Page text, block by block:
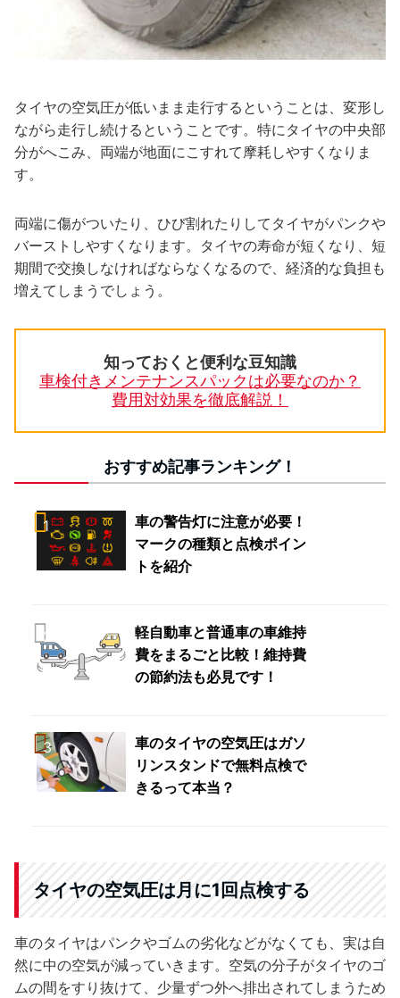
タイヤの空気圧が低いまま走行するということは、変形し
ながら走行し続けるということです。特にタイヤの中央部
分がへこみ、両端が地面にこすれて摩耗しやすくなりま
す。
両端に傷がついたり、ひび割れたりしてタイヤがパンクや
バーストしやすくなります。タイヤの寿命が短くなり、短
期間で交換しなければならなくなるので、経済的な負担も
増えてしまうでしょう。
知っておくと便利な豆知識
車検付きメンテナンスパックは必要なのか？
費用対効果を徹底解説！
おすすめ記事ランキング！
車の警告灯に注意が必要！
マークの種類と点検ポイン
トを紹介
軽自動車と普通車の車維持
費をまるごと比較！維持費
の節約法も必見です！
車のタイヤの空気圧はガソ
リンスタンドで無料点検で
きるって本当？
タイヤの空気圧は月に1回点検する
車のタイヤはパンクやゴムの劣化などがなくても、実は自
然に中の空気が減っていきます。空気の分子がタイヤのゴ
ムの間をすり抜けて、少量ずつ外へ排出されてしまうため